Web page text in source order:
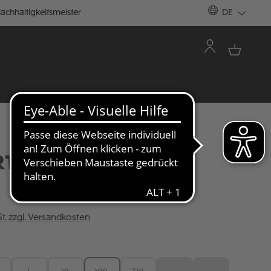
DE
TOTENKOPF II
zzgl. Versandkosten